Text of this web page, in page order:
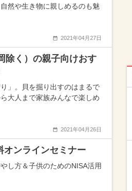
然や生き物に親しめるのも魅
2021年04月27日
除く）の親子向けおす
」。貝を掘り出すのはまるで
大人まで家族みんなで楽しめ
2021年04月26日
オンラインセミナー
し方＆子供のためのNISA活用